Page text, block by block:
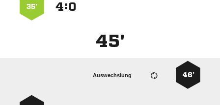
:
35’
45'
46’
Auswechslung